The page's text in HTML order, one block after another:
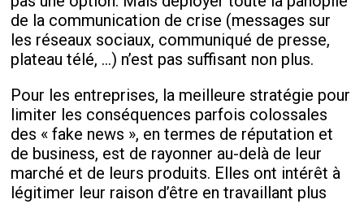
de la communication de crise (messages sur
les réseaux sociaux, communiqué de presse,
plateau télé, ...) n’est pas suffisant non plus.
Pour les entreprises, la meilleure stratégie pour
limiter les conséquences parfois colossales
des « fake news », en termes de réputation et
de business, est de rayonner au-delà de leur
marché et de leurs produits. Elles ont intérêt à
légitimer leur raison d’être en travaillant plus